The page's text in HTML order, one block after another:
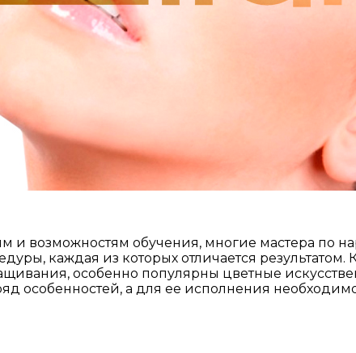
и возможностям обучения, многие мастера по
каждая из которых отличается
особенно популярны цветные
особенностей, а для ее исполнения